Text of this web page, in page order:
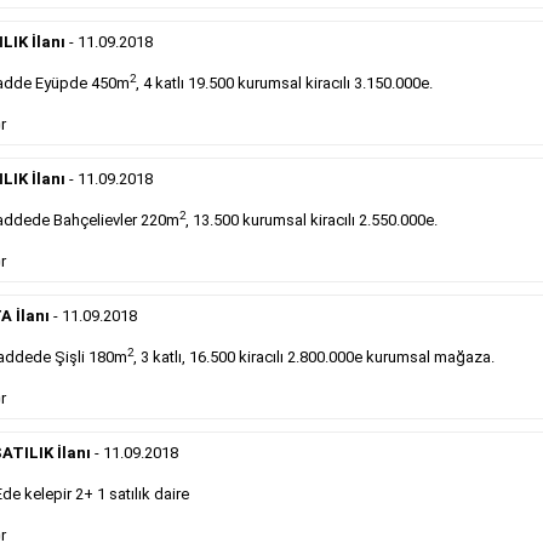
Devrenkiralık maltepede çayocağı....
Devamını Gör
takip ederek farklı ilan türleri hakkında detaylara ulaşabilir, ilan
Sarı sayfa ilanlar alım- satım, duyuru, mini reklam
İlanı - 11.09.2018
Eyüpde 450m2, 4 katlı 19.500 kurumsal kiracılı 3.150.000e.
İlanı - 11.09.2018
Bahçelievler 220m2, 13.500 kurumsal kiracılı 2.550.000e.
İlanı - 11.09.2018
Şişli 180m2, 3 katlı, 16.500 kiracılı 2.800.000e kurumsal mağaza.
İlanı - 11.09.2018
kelepir 2+ 1 satılık daire